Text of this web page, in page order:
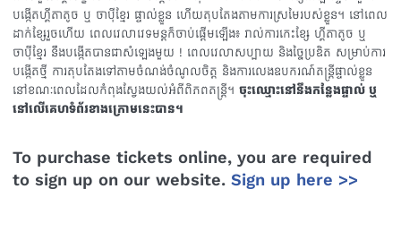
បង្កើតហ្គីតាតូច ឬ ចាប៉ីខ្មែរ ផ្ទាល់ខ្លួន ហើយតុបតែងតាមការស្រមៃរបស់ខ្លួន។ នៅពេល
ដាក់ខ្សែរួចហើយ ពេលវេលាវេទមន្តក៏ចាប់ផ្តើមឡើង៖ រាល់ការកេះខ្សែ ហ្គីតាតូច ឬ
ចាប៉ីខ្មែរ នឹងបង្កើតបានជាសំឡេងមួយ ! ពេលវេលាសប្បាយ និងច្នៃប្រឌិត សម្រាប់ការ
បង្កើតថ្មី ការតុបតែងទៅតាមចំណង់ចំណូលចិត្ត និងការលេងឧបករណ៍តន្ត្រីផ្ទាល់ខ្លួន
នៅខណៈពេលដែលកំពុងស្វែងយល់អំពីពិភពតន្ត្រី។ ចុះឈ្មោះនៅនឹងកន្លែងផ្ទាល់ ឬ
នៅលើគេហទំព័រខាងក្រោមនេះបាន។
To purchase tickets online, you are required
to sign up on our website. Sign up here >>